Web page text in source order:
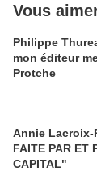
Vous
Philippe
mon éditeur
Protche
Annie Lacroix-
FAITE PAR ET
CAPITAL"